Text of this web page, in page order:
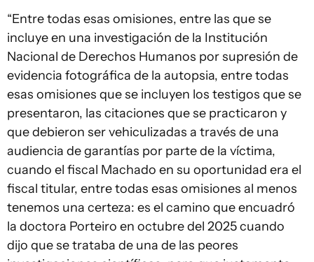
“Entre todas esas omisiones, entre las que se
incluye en una investigación de la Institución
Nacional de Derechos Humanos por supresión de
evidencia fotográfica de la autopsia, entre todas
esas omisiones que se incluyen los testigos que se
presentaron, las citaciones que se practicaron y
que debieron ser vehiculizadas a través de una
audiencia de garantías por parte de la víctima,
cuando el fiscal Machado en su oportunidad era el
fiscal titular, entre todas esas omisiones al menos
tenemos una certeza: es el camino que encuadró
la doctora Porteiro en octubre del 2025 cuando
dijo que se trataba de una de las peores